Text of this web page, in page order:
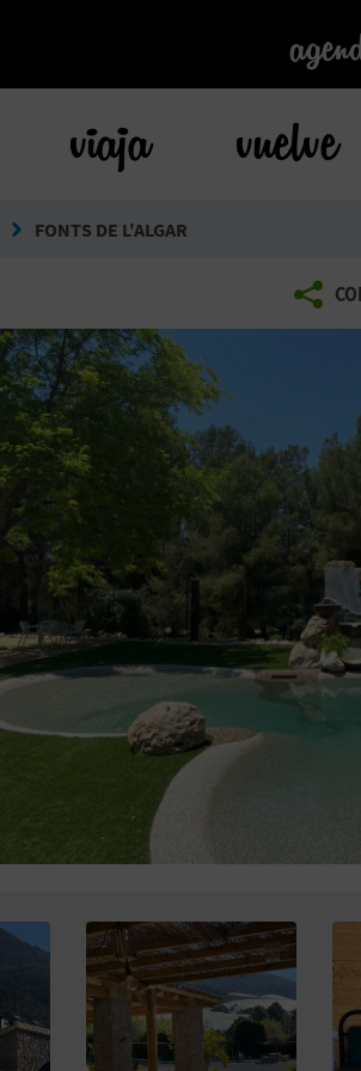
viaja vuelve
FONTS DE L'ALGAR